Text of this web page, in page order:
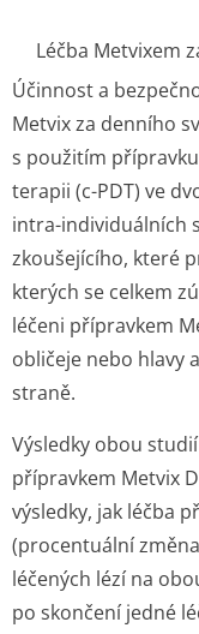
Léčba Metvixem
Účinnost a
Metvix za denního
s použitím
terapii (c-PDT) ve
intra-individuálních
zkoušejícího, které
kterých se celkem
léčeni přípravkem
obličeje nebo hlavy
straně.
Výsledky obou
přípravkem Metvix
výsledky, jak léčba
(procentuální
léčených lézí na
po skončení jedné